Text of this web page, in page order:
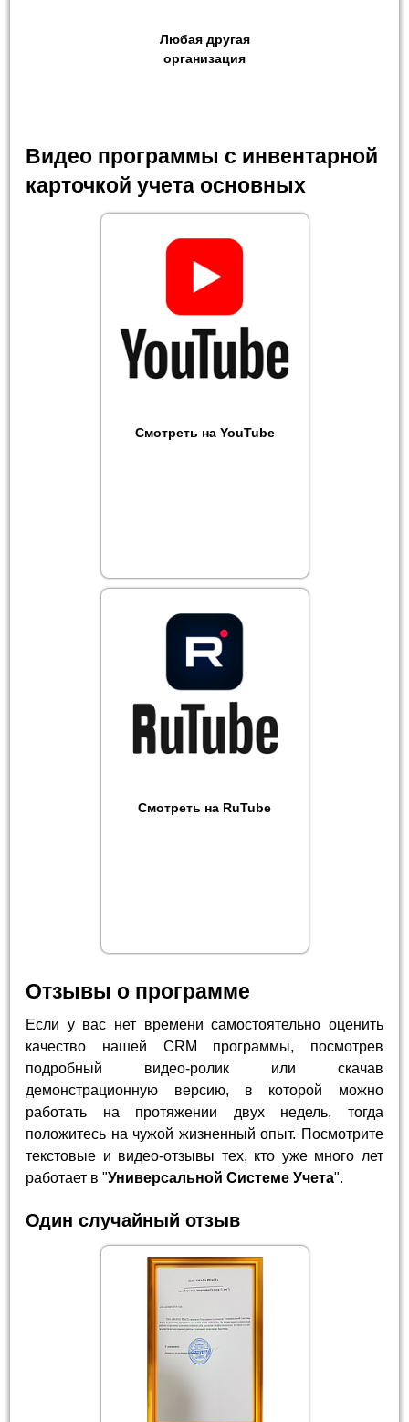
Любая другая
организация
Видео программы с инвентарной
карточкой учета основных
Смотреть на YouTube
Смотреть на RuTube
Отзывы о программе
Если у вас нет времени самостоятельно оценить
качество нашей CRM программы, посмотрев
подробный видео-ролик или скачав
демонстрационную версию, в которой можно
работать на протяжении двух недель, тогда
положитесь на чужой жизненный опыт. Посмотрите
текстовые и видео-отзывы тех, кто уже много лет
работает в "Универсальной Системе Учета".
Один случайный отзыв